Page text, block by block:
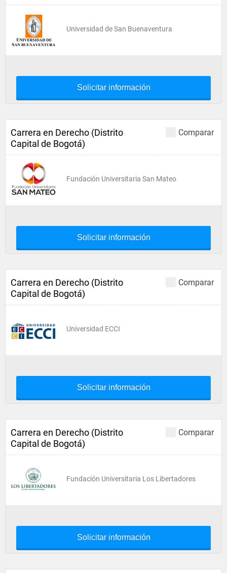
Universidad de San Buenaventura
Solicitar información
Comparar
Carrera en Derecho (Distrito
Capital de Bogotá)
Fundación Universitaria San Mateo
Solicitar información
Comparar
Carrera en Derecho (Distrito
Capital de Bogotá)
Universidad ECCI
Solicitar información
Comparar
Carrera en Derecho (Distrito
Capital de Bogotá)
Fundación Universitaria Los Libertadores
Solicitar información